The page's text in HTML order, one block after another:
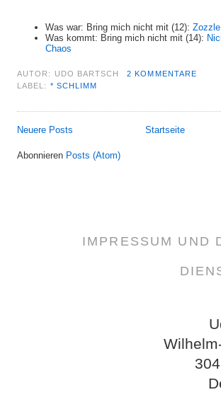
Was war: Bring mich nicht mit (12): Zozzle
Was kommt: Bring mich nicht mit (14):
Chaos
AUTOR: UDO BARTSCH
2 KOMMENTARE
LABEL: * SCHLIMM
Neuere Posts Startseite
Abonnieren Posts (Atom)
IMPRESSUM UND